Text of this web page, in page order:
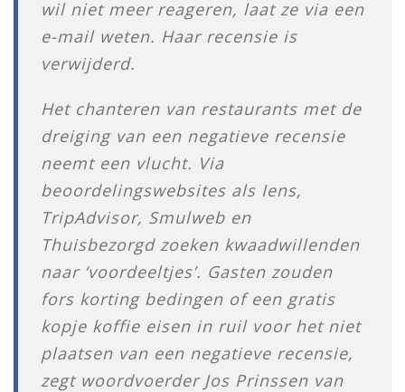
wil niet meer reageren, laat ze via een
e-mail weten. Haar recensie is
verwijderd.
Het chanteren van restaurants met de
dreiging van een negatieve recensie
neemt een vlucht. Via
beoordelingswebsites als Iens,
TripAdvisor, Smulweb en
Thuisbezorgd zoeken kwaadwillenden
naar ‘voordeeltjes’. Gasten zouden
fors korting bedingen of een gratis
kopje koffie eisen in ruil voor het niet
plaatsen van een negatieve recensie,
zegt woordvoerder Jos Prinssen van